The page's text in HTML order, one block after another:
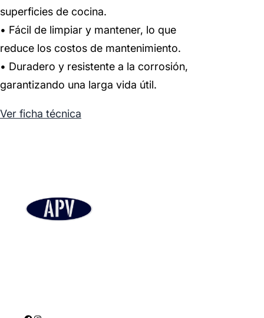
superficies de cocina.
• Fácil de limpiar y mantener, lo que
reduce los costos de mantenimiento.
• Duradero y resistente a la corrosión,
garantizando una larga vida útil.
Ver ficha técnica